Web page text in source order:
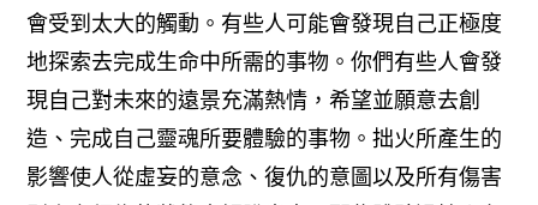
會受到太大的觸動。有些人可能會發現自己正極度
地探索去完成生命中所需的事物。你們有些人會發
現自己對未來的遠景充滿熱情，希望並願意去創
造、完成自己靈魂所要體驗的事物。拙火所產生的
影響使人從虛妄的意念、復仇的意圖以及所有傷害